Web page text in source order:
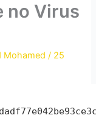
no Virus
Mohamed/ 25